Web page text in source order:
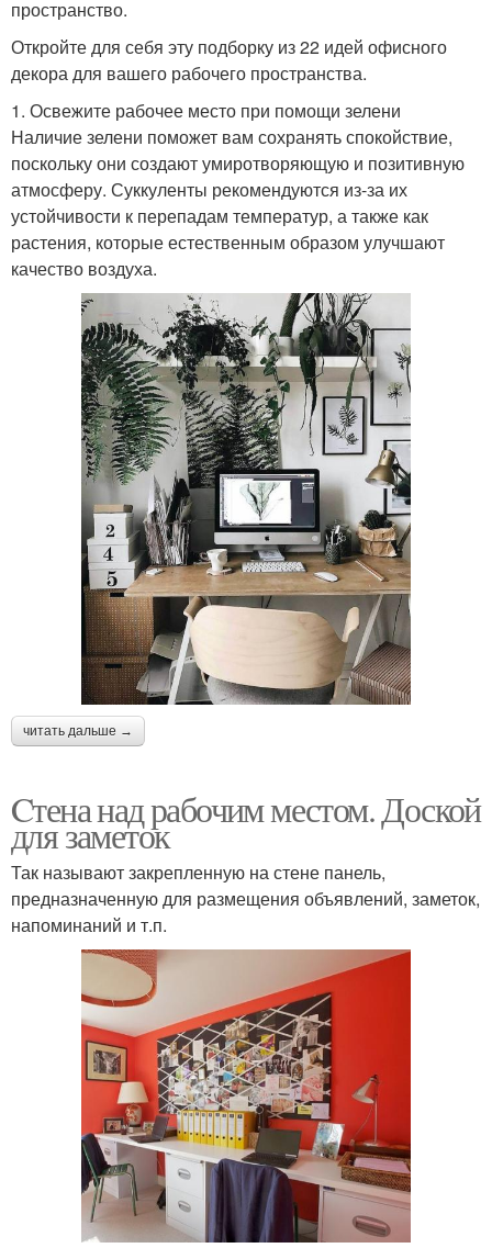
пространство.
Откройте для себя эту подборку из 22 идей офисного
декора для вашего рабочего пространства.
1. Освежите рабочее место при помощи зелени
Наличие зелени поможет вам сохранять спокойствие,
поскольку они создают умиротворяющую и позитивную
атмосферу. Суккуленты рекомендуются из-за их
устойчивости к перепадам температур, а также как
растения, которые естественным образом улучшают
качество воздуха.
читать дальше →
Cтена над рабочим местом. Доской
для заметок
Так называют закрепленную на стене панель,
предназначенную для размещения объявлений, заметок,
напоминаний и т.п.